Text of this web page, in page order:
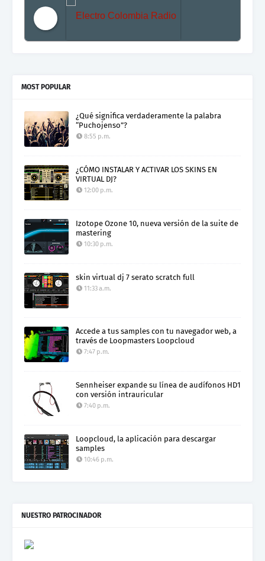
MOST POPULAR
¿Qué significa verdaderamente la palabra
“Puchojenso”?
8:55 p.m.
¿CÓMO INSTALAR Y ACTIVAR LOS SKINS EN
VIRTUAL DJ?
12:00 p.m.
Izotope Ozone 10, nueva versión de la suite de
mastering
10:30 p.m.
skin virtual dj 7 serato scratch full
11:33 a.m.
Accede a tus samples con tu navegador web, a
través de Loopmasters Loopcloud
7:47 p.m.
Sennheiser expande su línea de audífonos HD1
con versión intrauricular
7:40 p.m.
Loopcloud, la aplicación para descargar
samples
10:46 p.m.
NUESTRO PATROCINADOR